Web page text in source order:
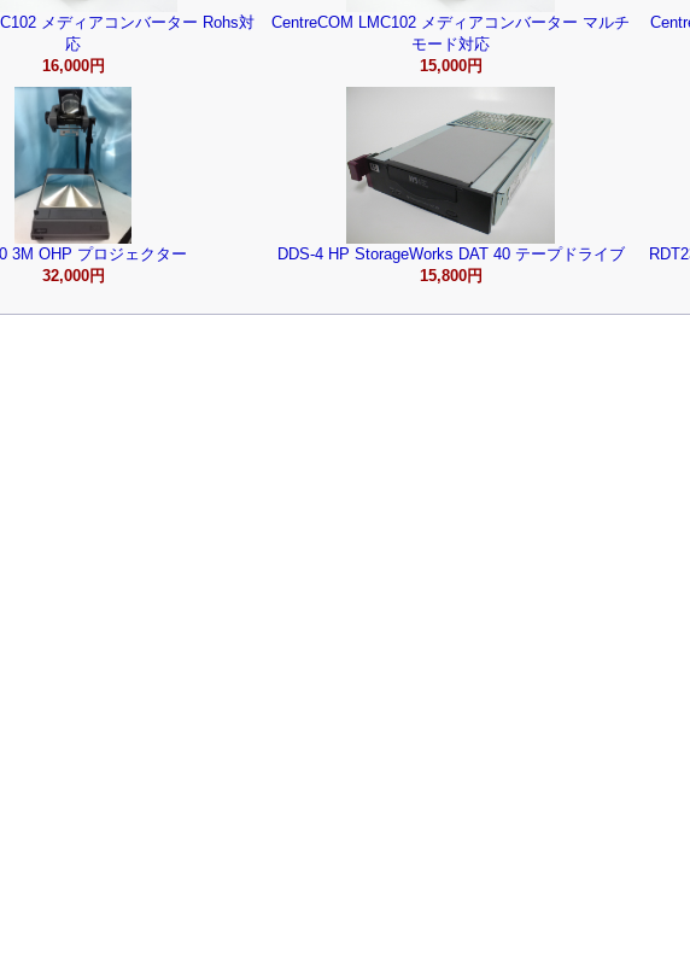
メディアコンバーター Rohs対
応
16,000円
CentreCOM LMC102 メディアコンバーター マルチ
モード対応
15,000円
3M OHP プロジェクター
32,000円
DDS-4 HP StorageWorks DAT 40 テープドライブ
15,800円